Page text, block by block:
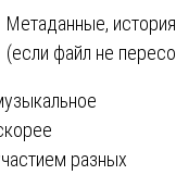
Метаданные,
(если файл не
разных